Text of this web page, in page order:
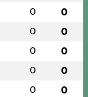
0 0
0 0
0 0
0 0
0 0